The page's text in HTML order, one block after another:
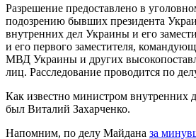
Разрешение предоставлено в
подозрению бывших президента
внутренних дел Украины и его
и его первого заместителя,
МВД Украины и других
лиц. Расследование проводится по
Как известно министром внутренних
был Виталий Захарченко.
Напомним, по делу Майдана за